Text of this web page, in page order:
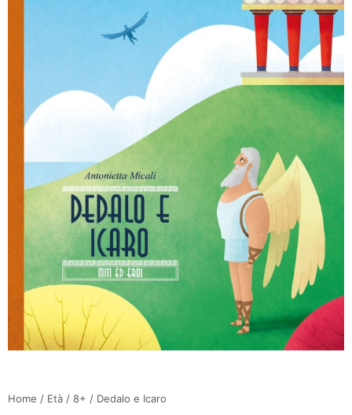
Home / Età / 8+ / Dedalo e Icaro